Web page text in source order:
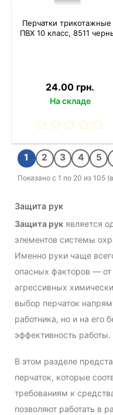
Перчатки трикотажные
ПВХ 10 класс, 8511
24.00 грн.
На складе
1 2 3 4 5
Показано с 1 по 20 из 105
Защита рук
Защита рук является
элементов системы
Именно руки чаще
опасных факторов —
агрессивных
выбор перчаток
работника, но и на его
эффективность работы.
В этом разделе
перчаток, которые
требованиям к
позволяют работать в